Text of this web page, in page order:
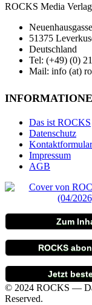
ROCKS Media Verlag
51375
Deutschland
Tel: (+49) (0)
Mail: info (at)
Das ist ROCKS
Datenschutz
Kontaktformular
Impressum
AGB
Zum
ROCKS
Jetzt
© 2024 ROCKS —
Reserved.